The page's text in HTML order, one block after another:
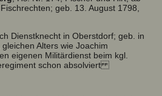
geb. 13. August 1798,
Dienstknecht in Oberstdorf; geb. in
Alters wie Joachim
eigenen Militärdienst beim kgl.
schon absolviert